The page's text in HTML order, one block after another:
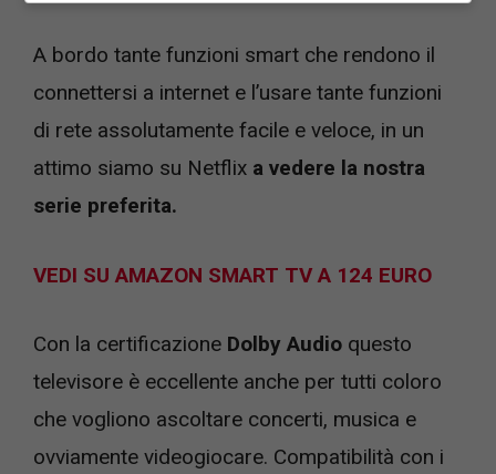
A bordo tante funzioni smart che rendono il
connettersi a internet e l’usare tante funzioni
di rete assolutamente facile e veloce, in un
attimo siamo su Netflix a vedere la nostra
serie preferita.
VEDI SU AMAZON SMART TV A 124 EURO
Con la certificazione Dolby Audio questo
televisore è eccellente anche per tutti coloro
che vogliono ascoltare concerti, musica e
ovviamente videogiocare. Compatibilità con i